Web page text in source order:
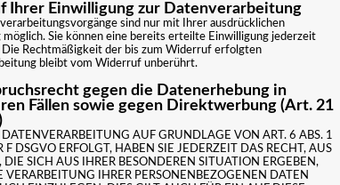
Ihrer Einwilligung zur Datenverarbeitung
sind nur mit Ihrer ausdrücklichen
möglich. Sie können eine bereits erteilte Einwilligung jederzeit
Rechtmäßigkeit der bis zum Widerruf erfolgten
bleibt vom Widerruf unberührt.
gegen die Datenerhebung in
Fällen sowie gegen Direktwerbung (Art. 21
AUF GRUNDLAGE VON ART. 6 ABS. 1
F DSGVO ERFOLGT, HABEN SIE JEDERZEIT DAS RECHT, AUS
SICH AUS IHRER BESONDEREN SITUATION ERGEBEN,
VERARBEITUNG IHRER PERSONENBEZOGENEN DATEN